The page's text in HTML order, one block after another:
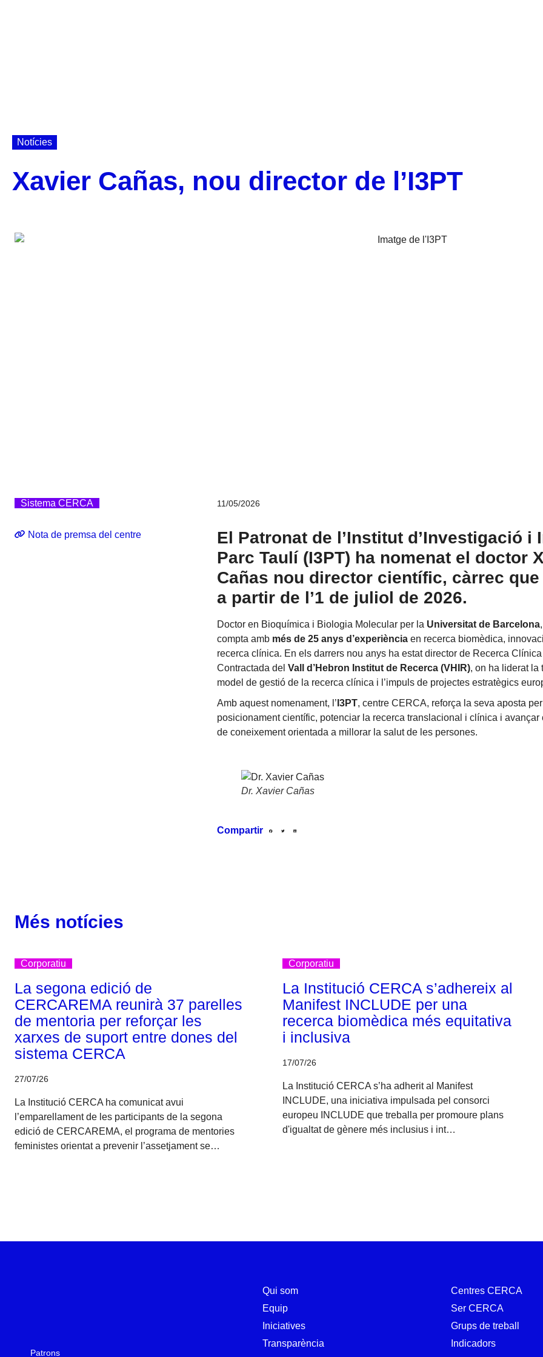
Notícies
Xavier Cañas, nou director de l’I3PT
Sistema CERCA
Nota de premsa del centre
11/05/2026
El Patronat de l’Institut d’Investigació i
Parc Taulí (I3PT) ha nomenat el doctor
Cañas nou director científic, càrrec
a partir de l’1 de juliol de 2026.
Doctor en Bioquímica i Biologia Molecular per la Universitat de Barcelona
compta amb més de 25 anys d’experiència en recerca biomèdica,
recerca clínica. En els darrers nou anys ha estat director de Recerca
Contractada del Vall d’Hebron Institut de Recerca (VHIR), on ha liderat la
model de gestió de la recerca clínica i l’impuls de projectes estratègics
Amb aquest nomenament, l’ I3PT, centre CERCA, reforça la seva aposta
posicionament científic, potenciar la recerca translacional i clínica i avançar
de coneixement orientada a millorar la salut de les persones.
Dr. Xavier Cañas
Compartir
Més notícies
Corporatiu
La segona edició de
CERCAREMA reunirà 37 parelles
de mentoria per reforçar les
xarxes de suport entre dones del
sistema CERCA
27/07/26
La Institució CERCA ha comunicat avui
l’emparellament de les participants de la segona
edició de CERCAREMA, el programa de mentories
feministes orientat a prevenir l’assetjament se…
Corporatiu
La Institució CERCA s’adhereix al
Manifest INCLUDE per una
recerca biomèdica més equitativa
i inclusiva
17/07/26
La Institució CERCA s’ha adherit al Manifest
INCLUDE, una iniciativa impulsada pel consorci
europeu INCLUDE que treballa per promoure plans
d'igualtat de gènere més inclusius i int…
Patrons
Qui som
Equip
Iniciatives
Transparència
Centres CERCA
Ser CERCA
Grups de treball
Indicadors